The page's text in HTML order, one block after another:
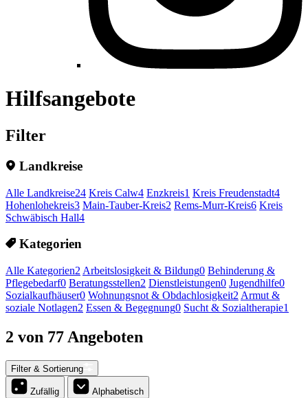
Hilfsangebote
Filter
Landkreise
Alle Landkreise24 Kreis Calw4 Enzkreis1 Kreis Freudenstadt4
Hohenlohekreis3 Main-Tauber-Kreis2 Rems-Murr-Kreis6 Kreis
Schwäbisch Hall4
Kategorien
Alle Kategorien2 Arbeitslosigkeit & Bildung0 Behinderung &
Pflegebedarf0 Beratungsstellen2 Dienstleistungen0 Jugendhilfe0
Sozialkaufhäuser0 Wohnungsnot & Obdachlosigkeit2 Armut &
soziale Notlagen2 Essen & Begegnung0 Sucht & Sozialtherapie1
2 von 77 Angeboten
Filter & Sortierung
Zufällig Alphabetisch